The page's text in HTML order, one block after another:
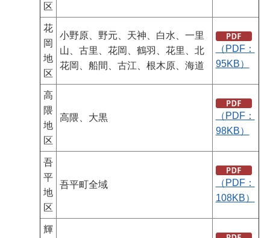
区
花
岡
地
区
小野原、野元、天神、白水、一里
山、古里、花岡、鶴羽、花里、北
花岡、船間、古江、根木原、海道
（PDF：
95KB）
高
隈
地
区
高隈、大黒
（PDF：
98KB）
吾
平
地
区
吾平町全域
（PDF：
108KB）
輝